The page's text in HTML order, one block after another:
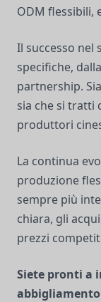
ODM flessibili,
Il successo nel
specifiche,
partnership.
sia che si tratti
produttori
La continua
produzione
sempre più
chiara, gli
prezzi
Siete pronti a